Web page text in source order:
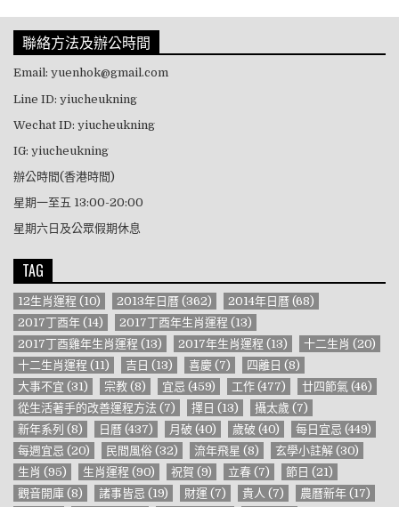
聯絡方法及辦公時間
Email: yuenhok@gmail.com
Line ID: yiucheukning
Wechat ID: yiucheukning
IG: yiucheukning
辦公時間(香港時間)
星期一至五 13:00-20:00
星期六日及公眾假期休息
TAG
12生肖運程 (10) 2013年日曆 (362) 2014年日曆 (68)
2017丁酉年 (14) 2017丁酉年生肖運程 (13)
2017丁酉雞年生肖運程 (13) 2017年生肖運程 (13) 十二生肖 (20)
十二生肖運程 (11) 吉日 (13) 喜慶 (7) 四離日 (8)
大事不宜 (31) 宗教 (8) 宜忌 (459) 工作 (477) 廿四節氣 (46)
從生活著手的改善運程方法 (7) 擇日 (13) 攝太歲 (7)
新年系列 (8) 日曆 (437) 月破 (40) 歲破 (40) 每日宜忌 (449)
每週宜忌 (20) 民間風俗 (32) 流年飛星 (8) 玄學小註解 (30)
生肖 (95) 生肖運程 (90) 祝賀 (9) 立春 (7) 節日 (21)
觀音開庫 (8) 諸事皆忌 (19) 財運 (7) 貴人 (7) 農曆新年 (17)